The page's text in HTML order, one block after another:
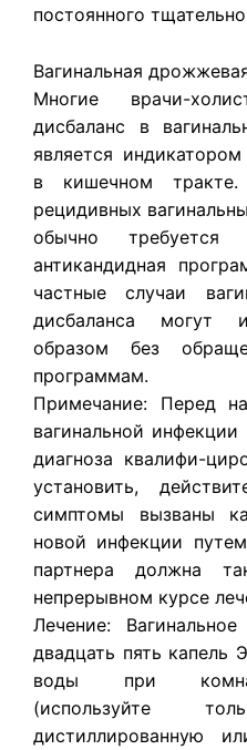
постоянного
Вагинальная
Многие врачи-
дисбаланс в
является
в кишечном
рецидивных
обычно требуется
антикандидная
частные случаи
дисбаланса могут
образом без
программам.
Примечание: Перед
вагинальной
диагноза квалифи-
установить,
симптомы вызваны
новой инфекции
партнера должна
непрерывном курсе
Лечение:
двадцать пять капель
воды при
(используйте
дистиллированную